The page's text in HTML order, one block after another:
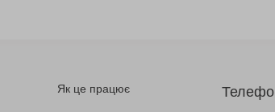
Як це працює